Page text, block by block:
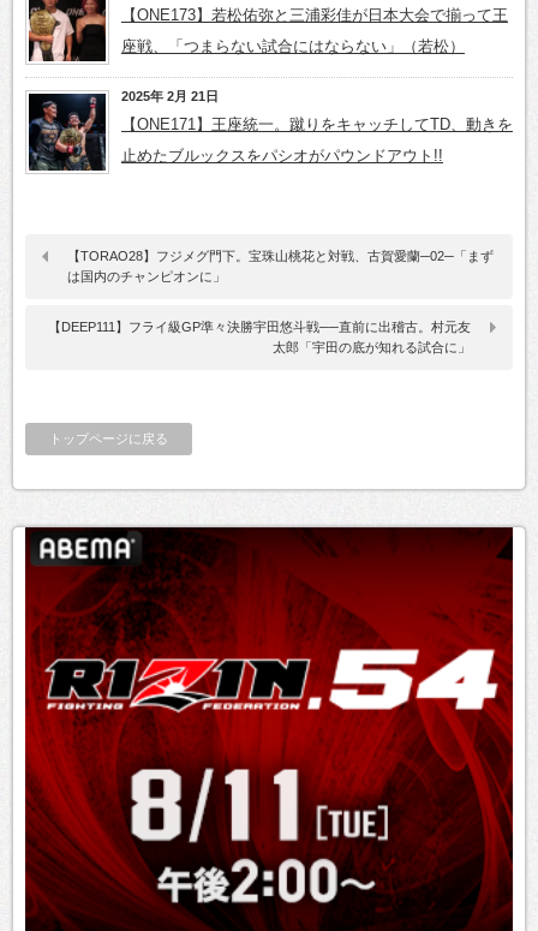
【ONE173】若松佑弥と三浦彩佳が日本大会で揃って王
座戦、「つまらない試合にはならない」（若松）
2025年 2月 21日
【ONE171】王座統一。蹴りをキャッチしてTD、動きを
止めたブルックスをパシオがパウンドアウト!!
【TORAO28】フジメグ門下。宝珠山桃花と対戦、古賀愛蘭─02─「まず
は国内のチャンピオンに」
【DEEP111】フライ級GP準々決勝宇田悠斗戦──直前に出稽古。村元友
太郎「宇田の底が知れる試合に」
トップページに戻る